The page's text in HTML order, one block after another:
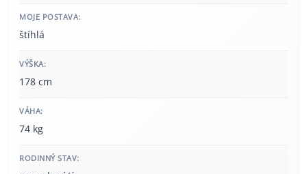
MOJE POSTAVA:
štíhlá
VÝŠKA:
178 cm
VÁHA:
74 kg
RODINNÝ STAV: